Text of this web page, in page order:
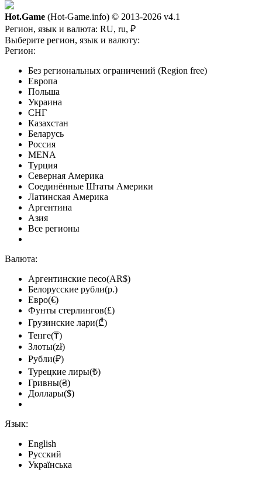
Hot.Game (Hot-Game.info) © 2013-2026 v4.1
Регион, язык и валюта: RU, ru, ₽
Выберите регион, язык и валюту:
Регион:
Без региональных ограничений (Region free)
Европа
Польша
Украина
СНГ
Казахстан
Беларусь
Россия
MENA
Турция
Северная Америка
Соединённые Штаты Америки
Латинская Америка
Аргентина
Азия
Все регионы
Валюта:
Аргентинские песо(AR$)
Белорусские рубли(р.)
Евро(€)
Фунты стерлингов(£)
Грузинские лари(₾)
Тенге(₸)
Злоты(zł)
Рубли(₽)
Турецкие лиры(₺)
Гривны(₴)
Доллары($)
Язык:
English
Русский
Українська